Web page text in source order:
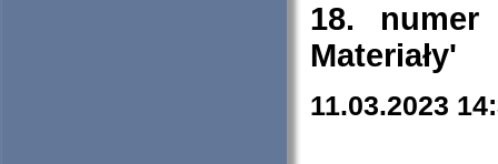
18. numer
Materiały'
11.03.2023